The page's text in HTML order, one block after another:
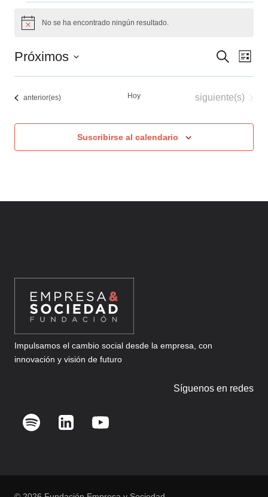
Eventos
Aviso No se ha encontrado ningún resultado.
de
vistas
de
Buscar
de
Lista
Próximos
fecha.
Eventos
anterior(es) Hoy Eventos
siguiente(s)
Suscribirse al calendario
Impulsamos el cambio social desde la empresa, con
innovación y visión de futuro
Síguenos en redes